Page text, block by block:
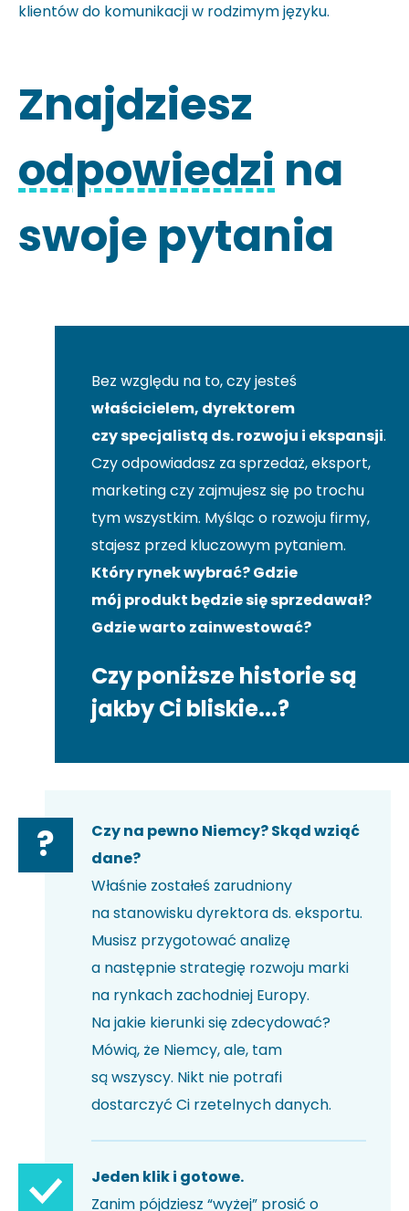
klientów do komunikacji w rodzimym języku.
Znajdziesz
odpowiedzi na
swoje pytania
Bez względu na to, czy jesteś
właścicielem, dyrektorem
czy specjalistą ds. rozwoju i ekspansji.
Czy odpowiadasz za sprzedaż, eksport,
marketing czy zajmujesz się po trochu
tym wszystkim. Myśląc o rozwoju firmy,
stajesz przed kluczowym pytaniem.
Który rynek wybrać? Gdzie
mój produkt będzie się sprzedawał?
Gdzie warto zainwestować?
Czy poniższe historie są
jakby Ci bliskie...?
?
Czy na pewno Niemcy? Skąd wziąć
dane?
Właśnie zostałeś zarudniony
na stanowisku dyrektora ds. eksportu.
Musisz przygotować analizę
a następnie strategię rozwoju marki
na rynkach zachodniej Europy.
Na jakie kierunki się zdecydować?
Mówią, że Niemcy, ale, tam
są wszyscy. Nikt nie potrafi
dostarczyć Ci rzetelnych danych.
Jeden klik i gotowe.
Zanim pójdziesz “wyżej” prosić o